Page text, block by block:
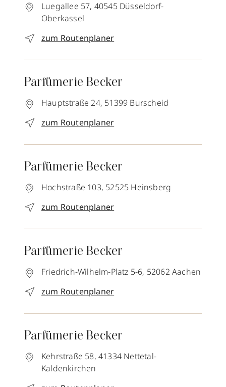
Luegallee 57, 40545 Düsseldorf-
Oberkassel
zum Routenplaner
Parfümerie Becker
Hauptstraße 24, 51399 Burscheid
zum Routenplaner
Parfümerie Becker
Hochstraße 103, 52525 Heinsberg
zum Routenplaner
Parfümerie Becker
Friedrich-Wilhelm-Platz 5-6, 52062 Aachen
zum Routenplaner
Parfümerie Becker
Kehrstraße 58, 41334 Nettetal-
Kaldenkirchen